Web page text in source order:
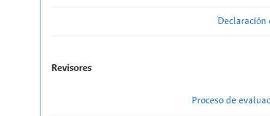
Revisores
Proceso de